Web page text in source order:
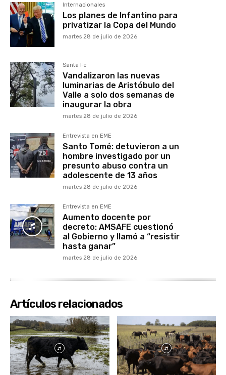
Internacionales
Los planes de Infantino para
privatizar la Copa del Mundo
martes 28 de julio de 2026
Santa Fe
Vandalizaron las nuevas
luminarias de Aristóbulo del
Valle a solo dos semanas de
inaugurar la obra
martes 28 de julio de 2026
Entrevista en EME
Santo Tomé: detuvieron a un
hombre investigado por un
presunto abuso contra un
adolescente de 13 años
martes 28 de julio de 2026
Entrevista en EME
Aumento docente por
decreto: AMSAFE cuestionó
al Gobierno y llamó a “resistir
hasta ganar”
martes 28 de julio de 2026
Artículos relacionados